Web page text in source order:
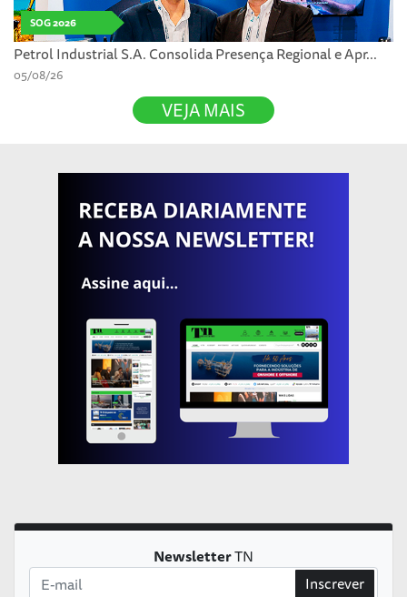
SOG 2026
Petrol Industrial S.A. Consolida Presença Regional e Apr...
05/08/26
VEJA MAIS
NewsletterTN
Inscrever